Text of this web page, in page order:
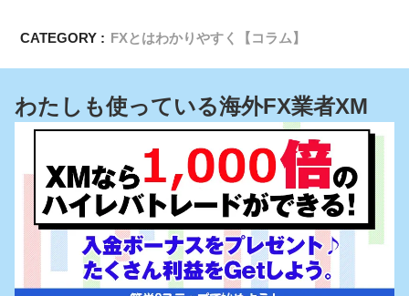
CATEGORY : FXとはわかりやすく【コラム】
わたしも使っている海外FX業者XM